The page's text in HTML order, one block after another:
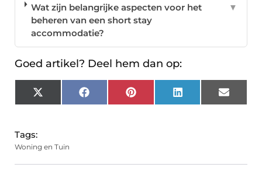
Wat zijn belangrijke aspecten voor het
beheren van een short stay
accommodatie?
▼
Goed artikel? Deel hem dan op:
X
(Twitter)
FacebookPinterest LinkedIn Email
Tags:
Woning en Tuin